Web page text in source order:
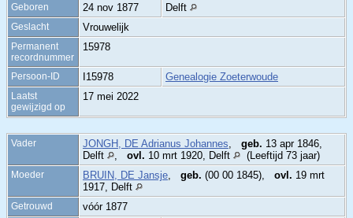
Geboren 24 nov 1877 Delft
Geslacht Vrouwelijk
Permanent
recordnummer
15978
Persoon-ID I15978 Genealogie Zoeterwoude
Laatst
gewijzigd op
17 mei 2022
Vader JONGH, DE Adrianus Johannes geb. 13 apr 1846,
Delft
ovl. 10 mrt 1920, Delft (Leeftijd 73 jaar)
Moeder BRUIN, DE Jansje geb. (00 00 1845), ovl. 19 mrt
1917, Delft
Getrouwd vóór 1877